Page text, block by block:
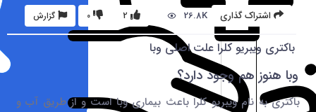
اشتراک گذاری 26.8K گزارش 0 2
باکتری ویبریو کلرا علت اصلی وبا
وبا هنوز هم وجود دارد؟
باکتری به نام ویبریو کلرا باعث بیماری وبا است و از طریق آب و